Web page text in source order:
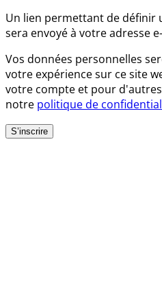
Un lien permettant de définir
sera envoyé à votre adresse
Vos données personnelles
votre expérience sur ce site
votre compte et pour
notre politique de
S’inscrire